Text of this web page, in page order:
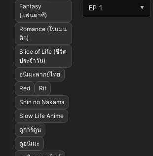
▼
Fantasy
(แฟนตาซี)
Romance (โรแมน
ติก)
Slice of Life (ชีวิต
ประจำวัน)
อนิเมะพากย์ไทย
Red
Rit
Shin no Nakama
Slow Life Anime
ดูการ์ตูน
ดูอนิเมะ